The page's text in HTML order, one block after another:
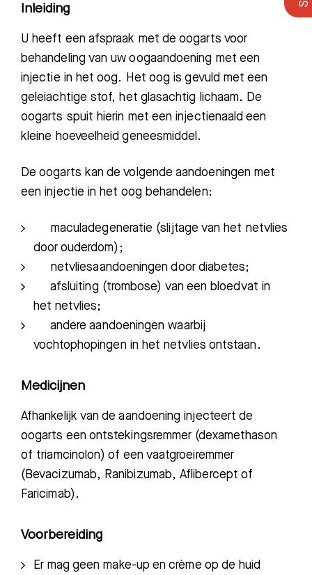
Inleiding
U heeft een afspraak met de oogarts voor
behandeling van uw oogaandoening met een
injectie in het oog. Het oog is gevuld met een
geleiachtige stof, het glasachtig lichaam. De
oogarts spuit hierin met een injectienaald een
kleine hoeveelheid geneesmiddel.
De oogarts kan de volgende aandoeningen met
een injectie in het oog behandelen:
maculadegeneratie (slijtage van het netvlies
door ouderdom);
netvliesaandoeningen door diabetes;
afsluiting (trombose) van een bloedvat in
het netvlies;
andere aandoeningen waarbij
vochtophopingen in het netvlies ontstaan.
Medicijnen
Afhankelijk van de aandoening injecteert de
oogarts een ontstekingsremmer (dexamethason
of triamcinolon) of een vaatgroeiremmer
(Bevacizumab, Ranibizumab, Aflibercept of
Faricimab).
Voorbereiding
Er mag geen make-up en crème op de huid